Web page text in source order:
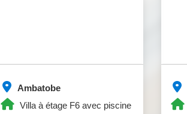
Ambatobe
Villa à étage F6 avec piscine